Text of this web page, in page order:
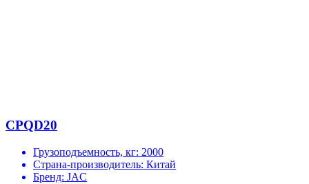
CPQD20
Грузоподъемность, кг: 2000
Страна-производитель: Китай
Бренд: JAC